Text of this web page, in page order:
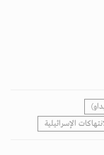
الإسرائيلية